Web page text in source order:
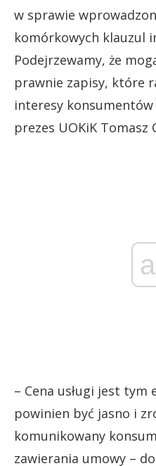
w sprawie
komórkowych klauzul
Podejrzewamy, że
prawnie zapisy, które
interesy konsumentów
prezes UOKiK Tomasz
– Cena usługi jest
powinien być jasno i
komunikowany
zawierania umowy –